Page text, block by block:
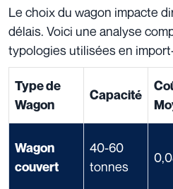
Le choix du wagon impacte
délais. Voici une analyse
typologies utilisées en
Type de
Wagon
Capacité
Wagon
couvert
40-60
tonnes